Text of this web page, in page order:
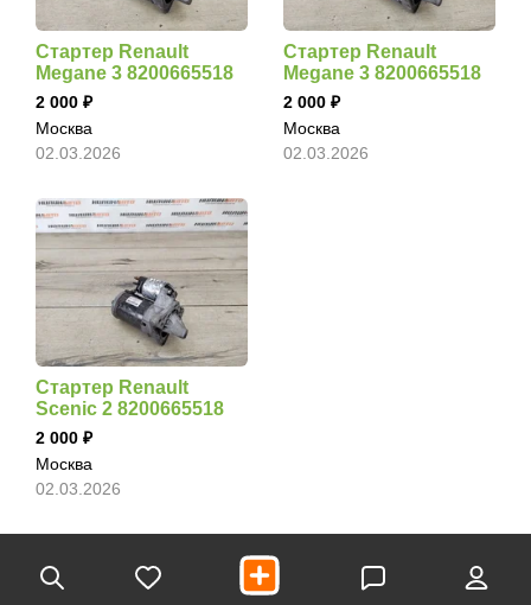
Стартер Renault
Megane 3 8200665518
2 000
Москва
02.03.2026
Стартер Renault
Megane 3 8200665518
2 000
Москва
02.03.2026
Стартер Renault
Scenic 2 8200665518
2 000
Москва
02.03.2026